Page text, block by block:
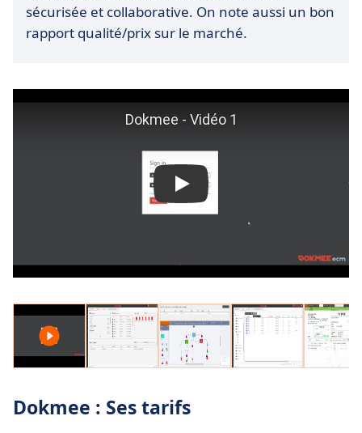
sécurisée et collaborative. On note aussi un bon
rapport qualité/prix sur le marché.
Dokmee : Ses tarifs